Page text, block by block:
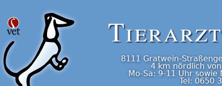
8111 Gratwein-
4 km nördlich
Mo-Sa: 9-11 Uhr sowie
Tel: 0650